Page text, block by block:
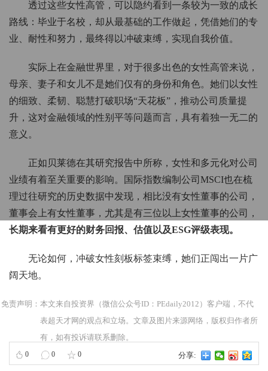
透过这些女性高管，可以隐约看到一条较为一致的成长
路线：毕业于名校，却从最基础的工作做起，凭借她们的专
业、耐性和努力，最终得以冲破束缚，实现自我价值。
实际上在金融世界里，对于很多出色的女性高管来说，
母亲、妻子和女儿不是她们仅有的身份和角色。她们以女性
的细致、柔韧、聪慧打破职场“天花板”，推动公司质量提
升，这对金融领域的性别平等问题而言，具有着独一无二的
意义。
正如贝莱德在其研究报告中所称，女性和多元化对公司
业绩有着至关重要的影响。国际指数编制公司MSCI也在梳
理过往研究的历史数据中发现，相比没有女性董事的公司，
董事会上有女性董事，尤其是有三位以上女性董事的公司，
长期来看有更好的财务回报、估值以及ESG评级表现。
无论如何，冲破女性刻板标签束缚，她们正闯出一片广
阔天地。
免责声明：本文来自投资界（微信公众号ID：PEdaily2012）客户端，不代
表超天才网的观点和立场。文章及图片来源网络，版权归作者所
有，如有投诉请联系删除。
0 0 0 分享: